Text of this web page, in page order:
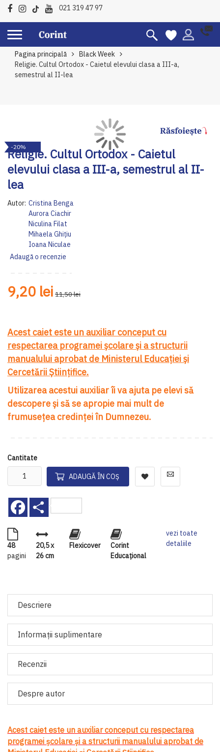
021 319 47 97
Pagina principală
Black Week
Religie. Cultul Ortodox - Caietul elevului clasa a III-a,
semestrul al II-lea
Religie. Cultul Ortodox - Caietul
elevului clasa a III-a, semestrul al II-
lea
Autor: Cristina Benga
Aurora Ciachir
Niculina Filat
Mihaela Ghiţiu
Ioana Niculae
Adaugă o recenzie
9,20 lei 11,50 lei
Acest caiet este un auxiliar conceput cu
respectarea programei şcolare şi a structurii
manualului aprobat de Ministerul Educaţiei şi
Cercetării Ştiinţifice.
Utilizarea acestui auxiliar îi va ajuta pe elevi să
descopere şi să se apropie mai mult de
frumuseţea credinţei în Dumnezeu.
Cantitate
ADAUGĂ ÎN COȘ
Facebook
48
pagini
20,5 x
26 cm
Flexicover
Corint
Educaţional
vezi toate
detaliile
to
the
end
of
the
images
-20%
Descriere
Informaţii suplimentare
Recenzii
Despre autor
Acest caiet este un auxiliar conceput cu respectarea
programei şcolare şi a structurii manualului aprobat de